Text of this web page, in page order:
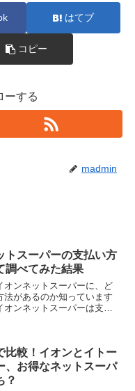
はてブ
コピー
ーする
madmin
トスーパーの支払い方
調べてみた結果
オンネットスーパーに、ど
法があるのか知っています
オンネットスーパーは支払
だったり高額...
比較！イオンとイトー
、お得なネットスーパ
？